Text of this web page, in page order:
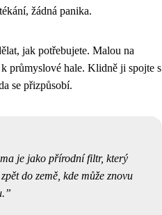
žádná panika.
jak potřebujete. Malou na
průmyslové hale. Klidně ji spojte s
se přizpůsobí.
je jako přírodní filtr, který
do země, kde může znovu